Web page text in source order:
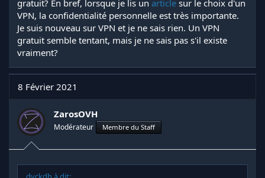
gratuit? En bref, lorsque je lis un article sur le choix d'un
VPN, la confidentialité personnelle est très importante.
Je suis nouveau sur VPN et je ne sais rien. Un VPN
gratuit semble tentant, mais je ne sais pas s'il existe
vraiment?
8 Février 2021
ZarosOVH
Modérateur Membre du Staff